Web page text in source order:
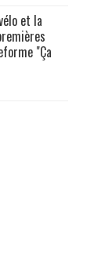
et la
"Ça